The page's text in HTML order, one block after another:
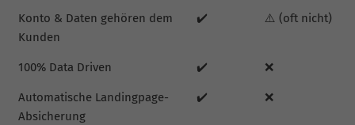
Konto & Daten gehören dem
Kunden
✔️ ⚠️ (oft nicht)
100% Data Driven ✔️ ❌
Automatische Landingpage-
Absicherung
✔️ ❌